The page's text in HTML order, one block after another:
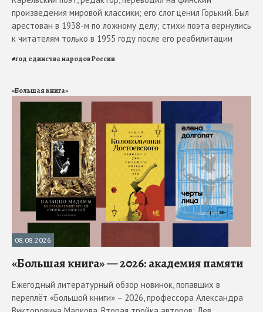
произведения мировой классики; его слог ценил Горький. Был
арестован в 1938-м по ложному делу; стихи поэта вернулись
к читателям только в 1955 году после его реабилитации
#год единства народов России
«Большая книга»
08.08.2026
«Большая книга» — 2026: академия памяти
Ежегодный литературный обзор новинок, попавших в
переплёт «Большой книги» – 2026, профессора Александра